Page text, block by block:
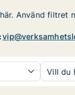
Använd
Vill du